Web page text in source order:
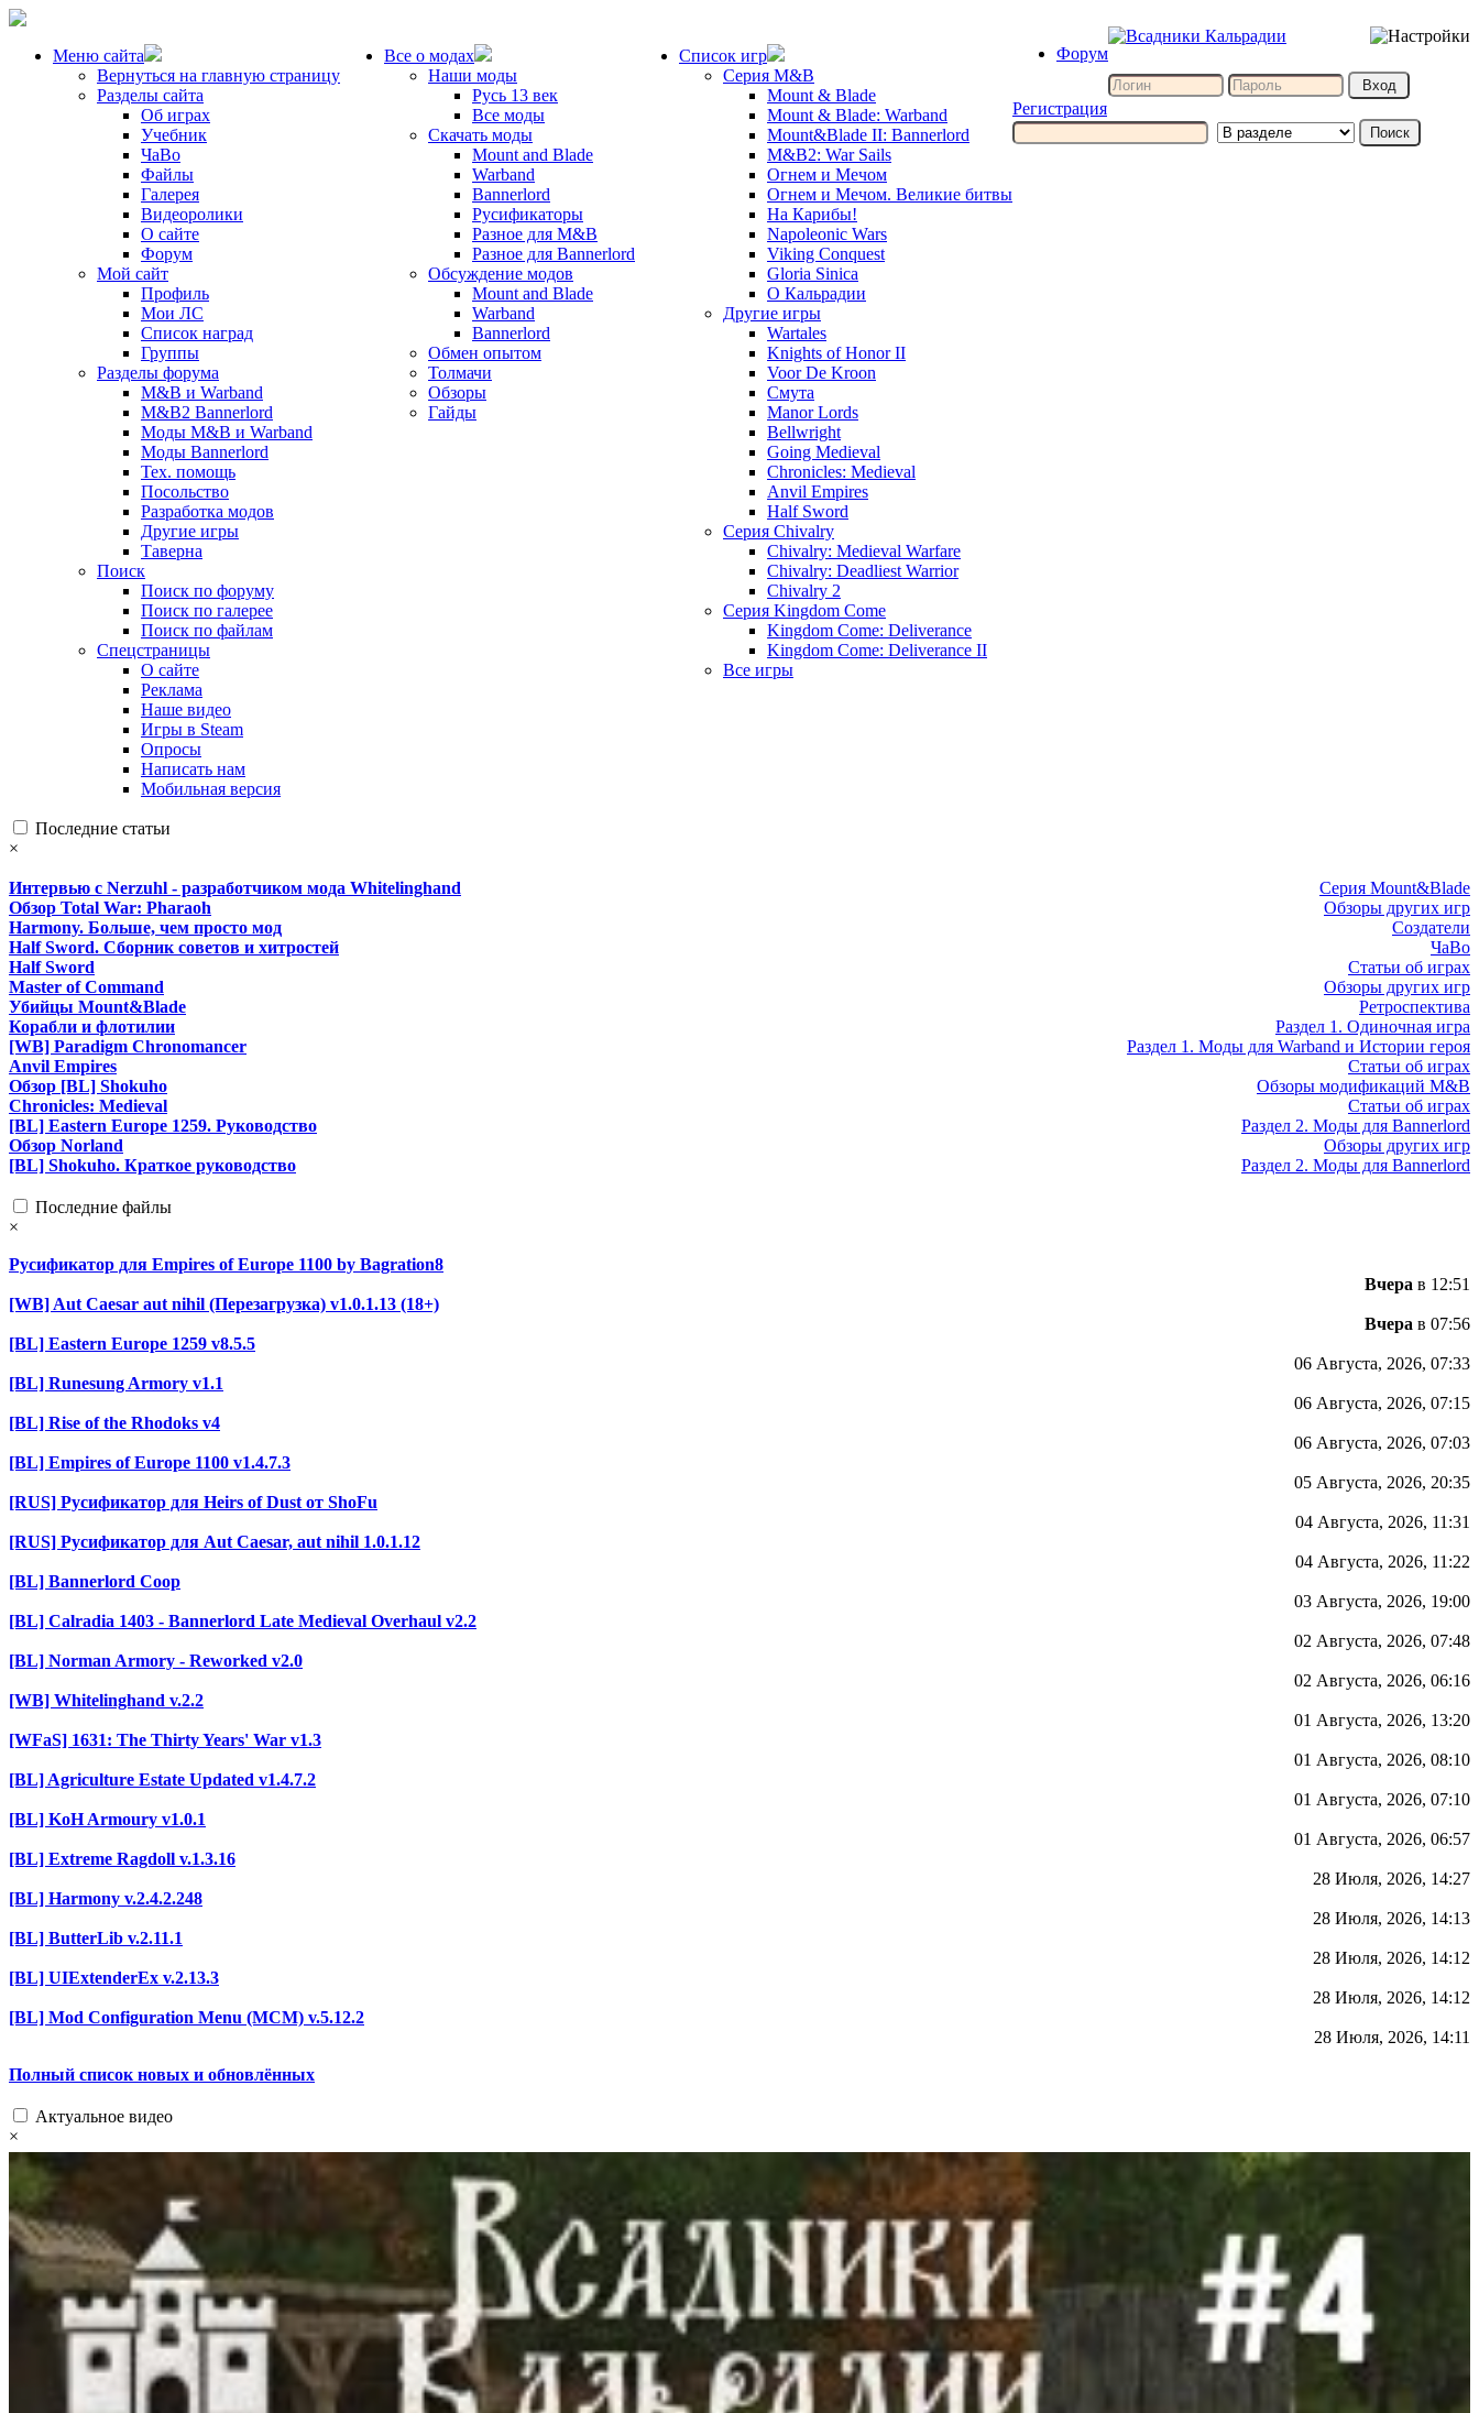
Меню сайта
Вернуться на главную страницу
Разделы сайта
Об играх
Учебник
ЧаВо
Файлы
Галерея
Видеоролики
О сайте
Форум
Мой сайт
Профиль
Мои ЛС
Список наград
Группы
Разделы форума
M&B и Warband
M&B2 Bannerlord
Моды M&B и Warband
Моды Bannerlord
Тех. помощь
Посольство
Разработка модов
Другие игры
Таверна
Поиск
Поиск по форуму
Поиск по галерее
Поиск по файлам
Спецстраницы
О сайте
Реклама
Наше видео
Игры в Steam
Опросы
Написать нам
Мобильная версия
Все о модах
Наши моды
Русь 13 век
Все моды
Скачать моды
Mount and Blade
Warband
Bannerlord
Русификаторы
Разное для M&B
Разное для Bannerlord
Обсуждение модов
Mount and Blade
Warband
Bannerlord
Обмен опытом
Толмачи
Обзоры
Гайды
Список игр
Серия M&B
Mount & Blade
Mount & Blade: Warband
Mount&Blade II: Bannerlord
M&B2: War Sails
Огнем и Мечом
Огнем и Мечом. Великие битвы
На Карибы!
Napoleonic Wars
Viking Conquest
Gloria Sinica
О Кальрадии
Другие игры
Wartales
Knights of Honor II
Voor De Kroon
Смута
Manor Lords
Bellwright
Going Medieval
Chronicles: Medieval
Anvil Empires
Half Sword
Серия Chivalry
Chivalry: Medieval Warfare
Chivalry: Deadliest Warrior
Chivalry 2
Серия Kingdom Come
Kingdom Come: Deliverance
Kingdom Come: Deliverance II
Все игры
Форум
Регистрация
Последние статьи
×
Серия Mount&Blade
Интервью с Nerzuhl - разработчиком мода Whitelinghand
Обзоры других игр
Обзор Total War: Pharaoh
Создатели
Harmony. Больше, чем просто мод
ЧаВо
Half Sword. Сборник советов и хитростей
Статьи об играх
Half Sword
Обзоры других игр
Master of Command
Ретроспектива
Убийцы Mount&Blade
Раздел 1. Одиночная игра
Корабли и флотилии
Раздел 1. Моды для Warband и Истории героя
[WB] Paradigm Chronomancer
Статьи об играх
Anvil Empires
Обзоры модификаций M&B
Обзор [BL] Shokuho
Статьи об играх
Chronicles: Medieval
Раздел 2. Моды для Bannerlord
[BL] Eastern Europe 1259. Руководство
Обзоры других игр
Обзор Norland
Раздел 2. Моды для Bannerlord
[BL] Shokuho. Краткое руководство
Последние файлы
×
Русификатор для Empires of Europe 1100 by Bagration8
Вчера в 12:51
[WB] Aut Caesar aut nihil (Перезагрузка) v1.0.1.13 (18+)
Вчера в 07:56
[BL] Eastern Europe 1259 v8.5.5
06 Августа, 2026, 07:33
[BL] Runesung Armory v1.1
06 Августа, 2026, 07:15
[BL] Rise of the Rhodoks v4
06 Августа, 2026, 07:03
[BL] Empires of Europe 1100 v1.4.7.3
05 Августа, 2026, 20:35
[RUS] Русификатор для Heirs of Dust от ShoFu
04 Августа, 2026, 11:31
[RUS] Русификатор для Aut Caesar, aut nihil 1.0.1.12
04 Августа, 2026, 11:22
[BL] Bannerlord Coop
03 Августа, 2026, 19:00
[BL] Calradia 1403 - Bannerlord Late Medieval Overhaul v2.2
02 Августа, 2026, 07:48
[BL] Norman Armory - Reworked v2.0
02 Августа, 2026, 06:16
[WB] Whitelinghand v.2.2
01 Августа, 2026, 13:20
[WFaS] 1631: The Thirty Years' War v1.3
01 Августа, 2026, 08:10
[BL] Agriculture Estate Updated v1.4.7.2
01 Августа, 2026, 07:10
[BL] KoH Armoury v1.0.1
01 Августа, 2026, 06:57
[BL] Extreme Ragdoll v.1.3.16
28 Июля, 2026, 14:27
[BL] Harmony v.2.4.2.248
28 Июля, 2026, 14:13
[BL] ButterLib v.2.11.1
28 Июля, 2026, 14:12
[BL] UIExtenderEx v.2.13.3
28 Июля, 2026, 14:12
[BL] Mod Configuration Menu (MCM) v.5.12.2
28 Июля, 2026, 14:11
Полный список новых и обновлённых
Актуальное видео
×